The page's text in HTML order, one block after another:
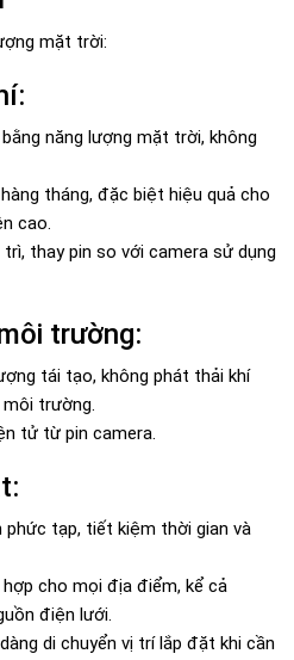
mặt trời:
năng lượng mặt trời, không
tháng, đặc biệt hiệu quả cho
cao.
thay pin so với camera sử dụng
trường:
tái tạo, không phát thải khí
môi trường.
tử từ pin camera.
phức tạp, tiết kiệm thời gian và
cho mọi địa điểm, kể cả
điện lưới.
di chuyển vị trí lắp đặt khi cần